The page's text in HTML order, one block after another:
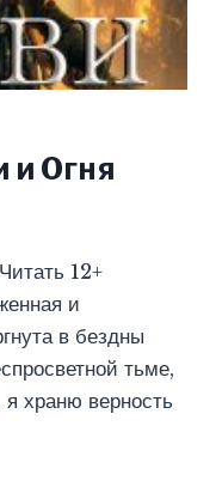
и Огня
12+
и
в бездны
тьме,
храню верность